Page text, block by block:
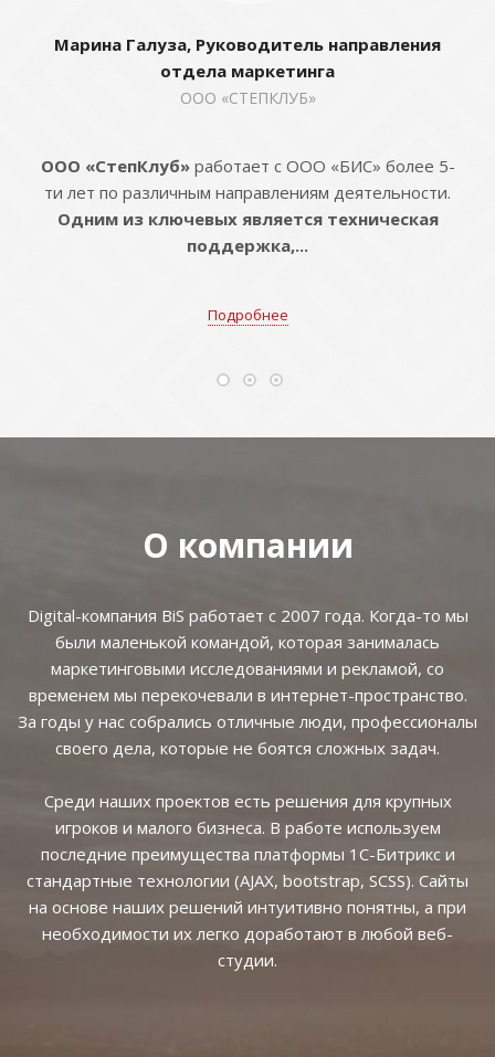
Марина Галуза, Руководитель направления
отдела маркетинга
ООО «СТЕПКЛУБ»
ООО «СтепКлуб»работает с ООО «БИС» более 5-
ти лет по различным направлениям деятельности.
Одним из ключевых является техническая
поддержка,...
Подробнее
О компании
Digital-компания BiS работает с 2007 года. Когда-то мы
были маленькой командой, которая занималась
маркетинговыми исследованиями и рекламой, со
временем мы перекочевали в интернет-пространство.
За годы у нас собрались отличные люди, профессионалы
своего дела, которые не боятся сложных задач.
Среди наших проектов есть решения для крупных
игроков и малого бизнеса. В работе используем
последние преимущества платформы 1С-Битрикс и
стандартные технологии (AJAX, bootstrap, SCSS). Сайты
на основе наших решений интуитивно понятны, а при
необходимости их легко доработают в любой веб-
студии.